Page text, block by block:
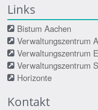
Links
Bistum Aachen
Verwaltungszentrum
Verwaltungszentrum
Verwaltungszentrum
Horizonte
Kontakt